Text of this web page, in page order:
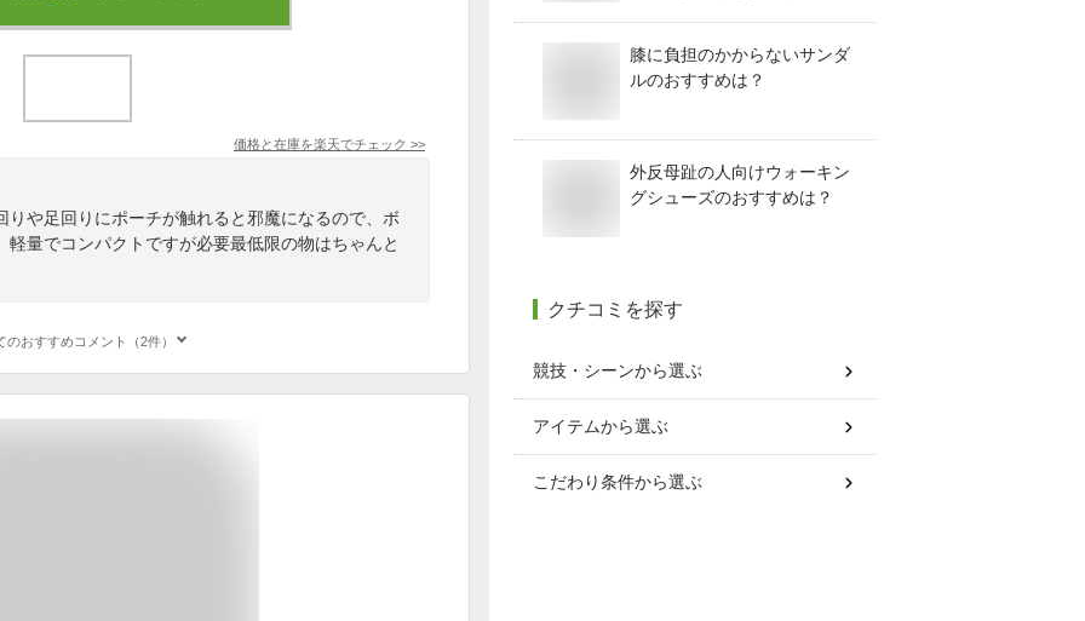
価格と在庫を楽天でチェック >>
りや足回りにポーチが触れると邪魔になるので、ボ
量でコンパクトですが必要最低限の物はちゃんと
のおすすめコメント（2件）
膝に負担のかからないサンダ
ルのおすすめは？
外反母趾の人向けウォーキン
グシューズのおすすめは？
クチコミを探す
競技・シーンから選ぶ
アイテムから選ぶ
こだわり条件から選ぶ